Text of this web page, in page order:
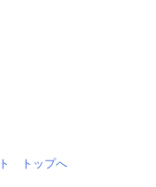
ト トップへ